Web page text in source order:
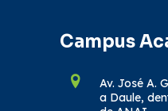
Campus
Av. José A.
a Daule,